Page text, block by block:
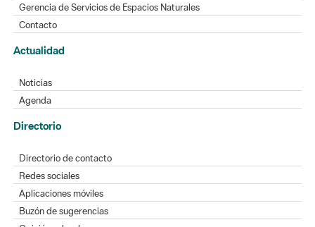
Gerencia de Servicios de Espacios Naturales
Contacto
Actualidad
Noticias
Agenda
Directorio
Directorio de contacto
Redes sociales
Aplicaciones móviles
Buzón de sugerencias